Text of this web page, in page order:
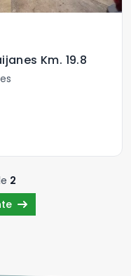
Km. 19.8
2